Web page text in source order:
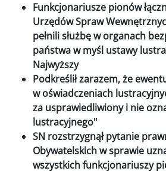
Funkcjonariusze pionów
Urzędów Spraw
pełnili służbę w organach
państwa w myśl ustawy
Najwyższy
Podkreślił zarazem, że
w oświadczeniach
za usprawiedliwiony i nie
lustracyjnego"
SN rozstrzygnął pytanie
Obywatelskich w sprawie
wszystkich funkcjonariuszy